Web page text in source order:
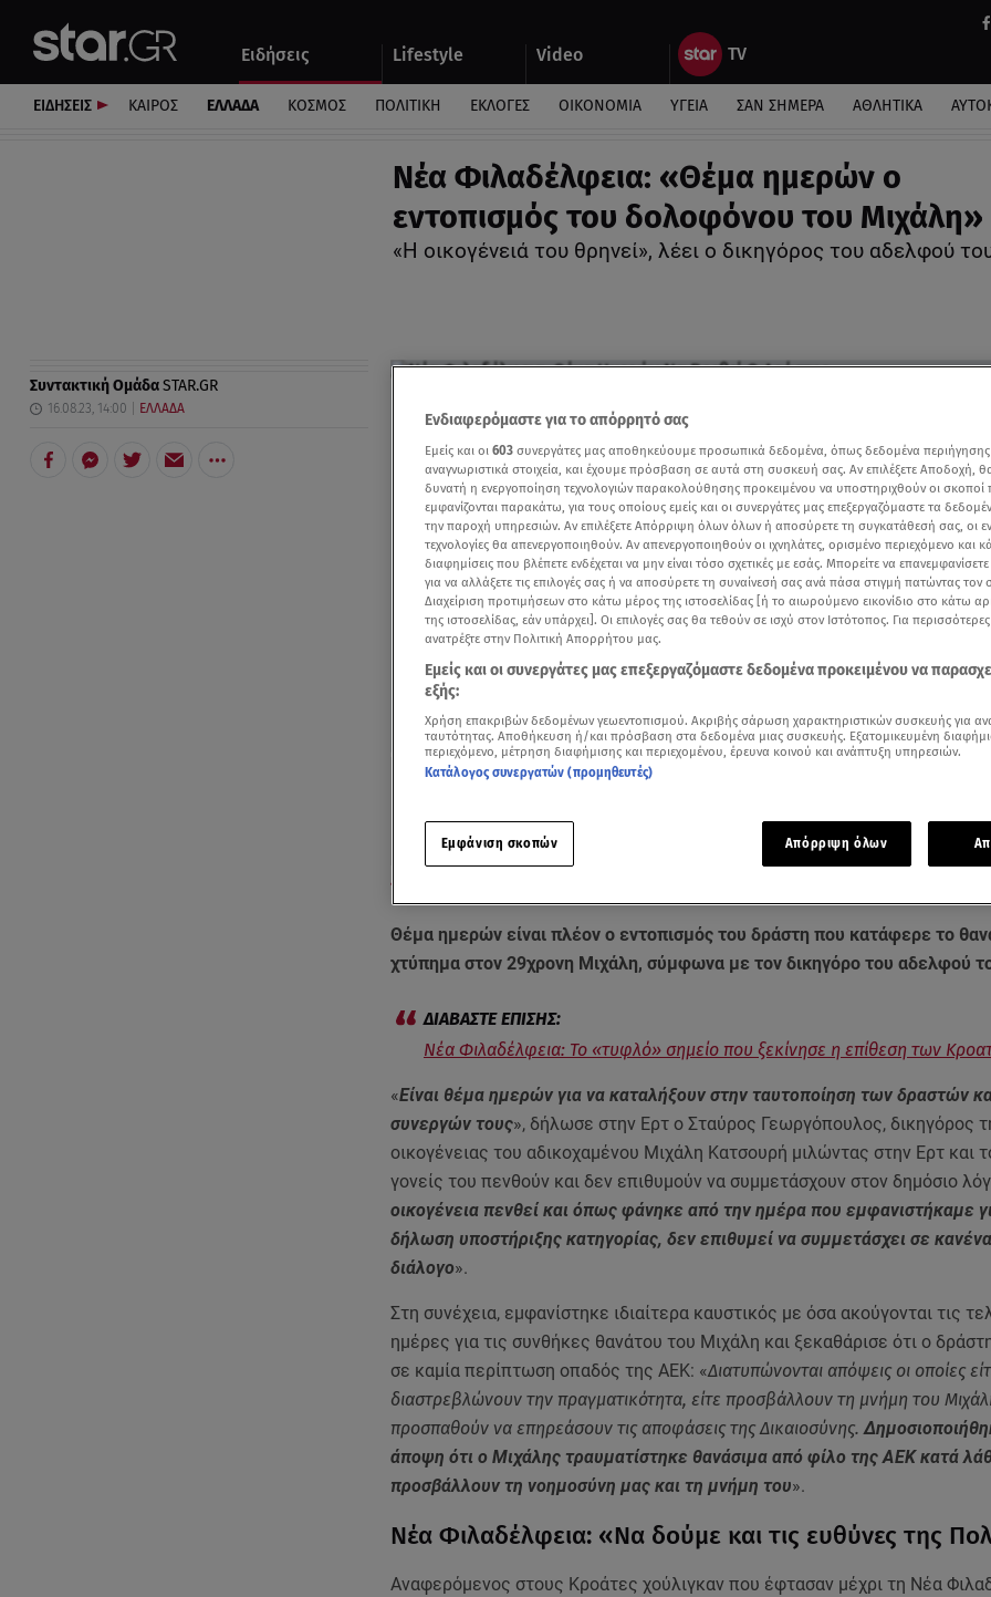
Ειδήσεις Lifestyle Video
Αυτοκίνητο
ΕΙΔΗΣΕΙΣ ΚΑΙΡΟΣ ΕΛΛΑΔΑ ΚΟΣΜΟΣ ΠΟΛΙΤΙΚΗ ΕΚΛΟΓΕΣ ΟΙΚΟΝΟΜΙΑ ΥΓΕΙΑ ΣΑΝ ΣΗΜΕΡΑ ΑΘΛΗΤΙΚΑ
Νέα Φιλαδέλφεια: «Θέμα ημερών ο
εντοπισμός του δολοφόνου του Μιχάλη»
«Η οικογένειά του θρηνεί», λέει ο δικηγόρος του αδελφού
Συντακτική ΟμάδαSTAR.GR
16.08.23, 14:00 ΕΛΛΑΔΑ
Δείτε περισσότερα άρθρα μας στα αποτελέσματα αναζήτησης
Add star.gr on Google
Θέμα ημερών είναι πλέον ο εντοπισμός του δράστη που κατάφερε το
χτύπημα στον 29χρονη Μιχάλη, σύμφωνα με τον δικηγόρο του αδελφού
Νέα Φιλαδέλφεια: Το «τυφλό» σημείο που ξεκίνησε η επίθεση των
«Είναι θέμα ημερών για να καταλήξουν στην ταυτοποίηση των δραστών
συνεργών τους», δήλωσε στην Ερτ ο Σταύρος Γεωργόπουλος, δικηγόρος
οικογένειας του αδικοχαμένου Μιχάλη Κατσουρή μιλώντας στην Ερτ και
γονείς του πενθούν και δεν επιθυμούν να συμμετάσχουν στον δημόσιο
οικογένεια πενθεί και όπως φάνηκε από την ημέρα που εμφανιστήκαμε
δήλωση υποστήριξης κατηγορίας, δεν επιθυμεί να συμμετάσχει σε
διάλογο».
Στη συνέχεια, εμφανίστηκε ιδιαίτερα καυστικός με όσα ακούγονται τις
ημέρες για τις συνθήκες θανάτου του Μιχάλη και ξεκαθάρισε ότι ο
σε καμία περίπτωση οπαδός της ΑΕΚ: «Διατυπώνονται απόψεις οι οποίες
διαστρεβλώνουν την πραγματικότητα, είτε προσβάλλουν τη μνήμη του
προσπαθούν να επηρεάσουν τις αποφάσεις της Δικαιοσύνης.
άποψη ότι ο Μιχάλης τραυματίστηκε θανάσιμα από φίλο της ΑΕΚ κατά
προσβάλλουν τη νοημοσύνη μας και τη μνήμη του».
Νέα Φιλαδέλφεια: «Να δούμε και τις ευθύνες της
Αναφερόμενος στους Κροάτες χούλιγκαν που έφτασαν μέχρι τη Νέα
Ενδιαφερόμαστε για το απόρρητό σας
Εμείς και οι 603 συνεργάτες μας αποθηκεύουμε προσωπικά δεδομένα, όπως δεδομένα
αναγνωριστικά στοιχεία, και έχουμε πρόσβαση σε αυτά στη συσκευή σας. Αν επιλέξετε Αποδοχή,
δυνατή η ενεργοποίηση τεχνολογιών παρακολούθησης προκειμένου να υποστηριχθούν οι σκοποί
εμφανίζονται παρακάτω, για τους οποίους εμείς και οι συνεργάτες μας επεξεργαζόμαστε τα
την παροχή υπηρεσιών. Αν επιλέξετε Απόρριψη όλων όλων ή αποσύρετε τη συγκατάθεσή σας, οι
τεχνολογίες θα απενεργοποιηθούν. Αν απενεργοποιηθούν οι ιχνηλάτες, ορισμένο περιεχόμενο και
διαφημίσεις που βλέπετε ενδέχεται να μην είναι τόσο σχετικές με εσάς. Μπορείτε να
για να αλλάξετε τις επιλογές σας ή να αποσύρετε τη συναίνεσή σας ανά πάσα στιγμή πατώντας τον
Διαχείριση προτιμήσεων στο κάτω μέρος της ιστοσελίδας [ή το αιωρούμενο εικονίδιο στο κάτω
της ιστοσελίδας, εάν υπάρχει]. Οι επιλογές σας θα τεθούν σε ισχύ στον Ιστότοπος. Για
ανατρέξτε στην Πολιτική Απορρήτου μας.
Εμείς και οι συνεργάτες μας επεξεργαζόμαστε δεδομένα προκειμένου να
εξής:
Χρήση επακριβών δεδομένων γεωεντοπισμού. Ακριβής σάρωση χαρακτηριστικών συσκευής για
ταυτότητας. Αποθήκευση ή/και πρόσβαση στα δεδομένα μιας συσκευής. Εξατομικευμένη
περιεχόμενο, μέτρηση διαφήμισης και περιεχομένου, έρευνα κοινού και ανάπτυξη υπηρεσιών.
Κατάλογος συνεργατών (προμηθευτές)
Εμφάνιση σκοπών Απόρριψη όλων